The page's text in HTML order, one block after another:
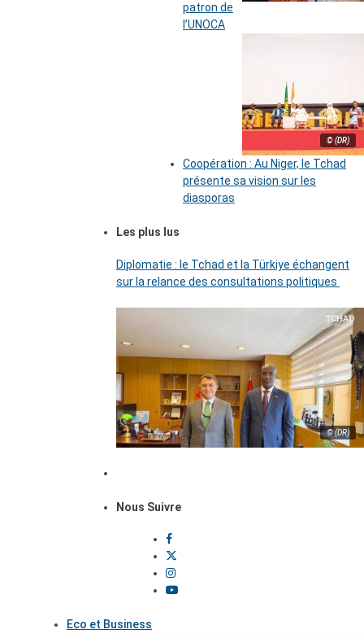
patron de
l’UNOCA
© (DR)
Coopération : Au Niger, le Tchad
présente sa vision sur les
diasporas
Les plus lus
Diplomatie : le Tchad et la Türkiye échangent
sur la relance des consultations politiques
© (DR)
Nous Suivre
Eco et Business